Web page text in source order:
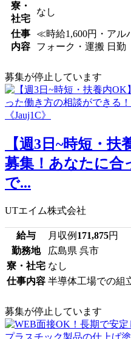
寮・
社宅
なし
仕事
内容
≪時給1,600円・アル
フォーク・運搬 日勤
募集が停止しています
【週3日~時短・
募集！あなたに合
で...
UTエイム株式会社
給与 月収例 171,875円
勤務地
広島県 呉市
寮・社宅 なし
仕事内容 半導体工場での組
募集が停止しています